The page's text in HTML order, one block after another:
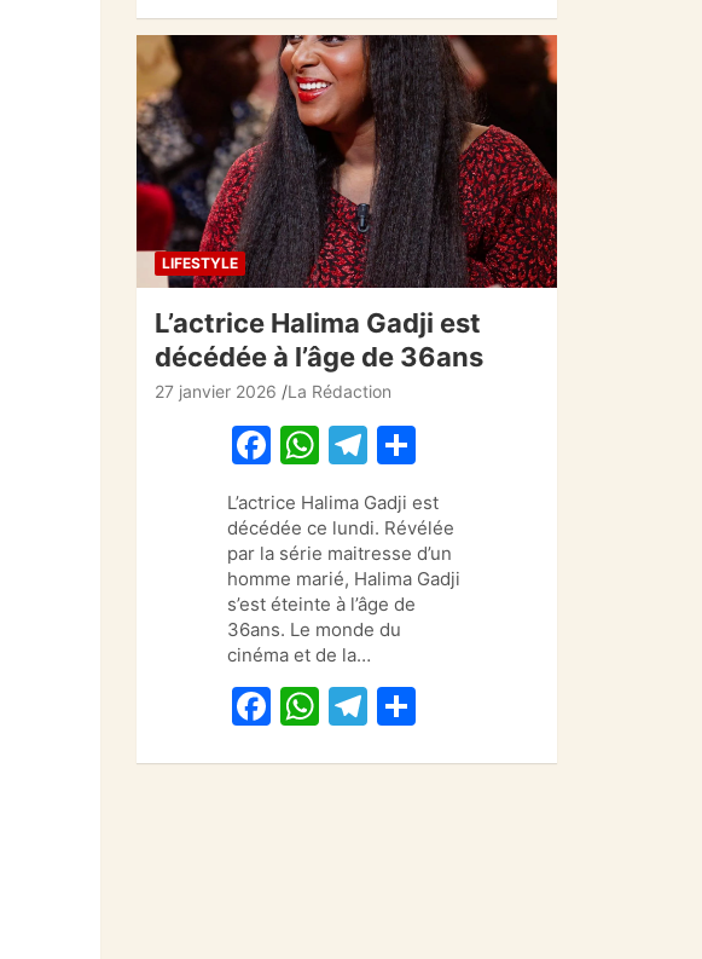
c
e
b
o
o
k
at
s
A
p
p
e
gr
a
m
ta
g
er
LIFESTYLE
L’actrice Halima Gadji est
décédée à l’âge de 36ans
27 janvier 2026 La Rédaction
F
a
c
e
b
o
o
k
W
h
at
s
A
p
p
T
el
e
gr
a
m
ta
g
er
L’actrice Halima Gadji est
décédée ce lundi. Révélée
par la série maitresse d’un
homme marié, Halima Gadji
s’est éteinte à l’âge de
36ans. Le monde du
cinéma et de la…
F
W T